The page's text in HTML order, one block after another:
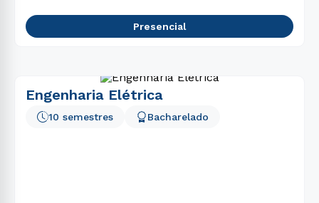
Presencial
Engenharia Elétrica
10 semestres Bacharelado